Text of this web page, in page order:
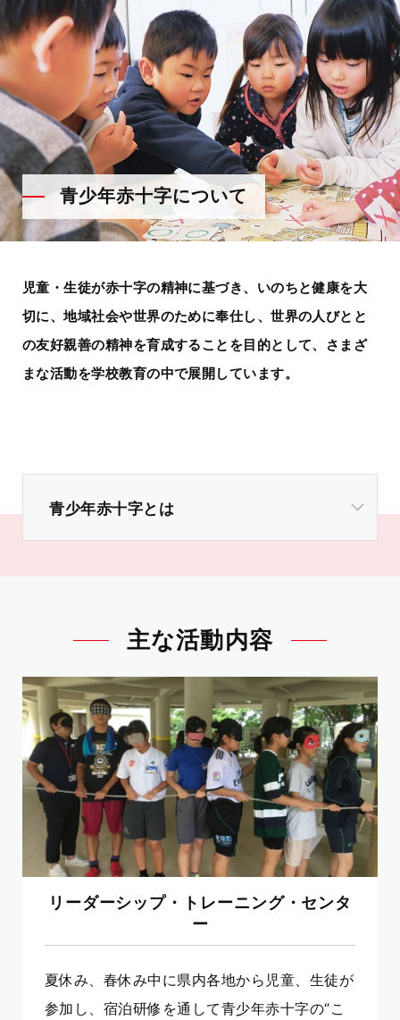
青少年赤十字について
児童・生徒が赤十字の精神に基づき、いのちと健康を大
切に、地域社会や世界のために奉仕し、世界の人びとと
の友好親善の精神を育成することを目的として、さまざ
まな活動を学校教育の中で展開しています。
青少年赤十字とは
主な活動内容
リーダーシップ・トレーニング・センタ
ー
夏休み、春休み中に県内各地から児童、生徒が
参加し、宿泊研修を通して青少年赤十字の“こ